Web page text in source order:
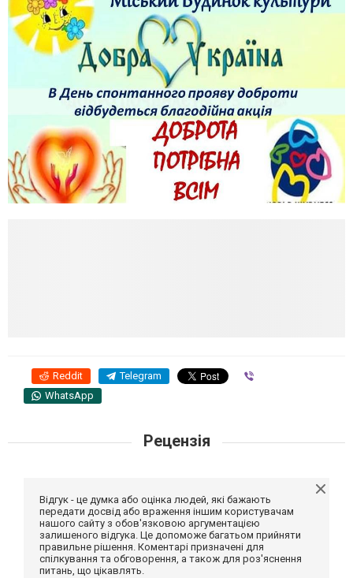
Reddit Telegram
WhatsApp
Рецензія
Відгук - це думка або оцінка людей, які бажають
передати досвід або враження іншим користувачам
нашого сайту з обов'язковою аргументацією
залишеного відгука. Це допоможе багатьом прийняти
правильне рішення. Коментарі призначені для
спілкування та обговорення, а також для роз'яснення
питань, що цікавлять.